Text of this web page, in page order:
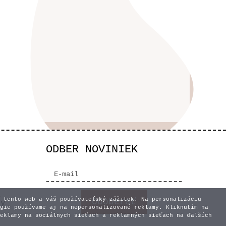
ODBER NOVINIEK
tento web a váš používateľský zážitok. Na personalizáciu
používame aj na nepersonalizované reklamy. Kliknutím na
na sociálnych sieťach a reklamných sieťach na ďalších